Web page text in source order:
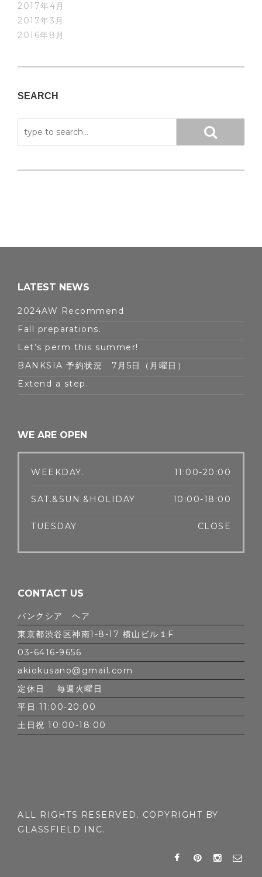
2017年4月
2017年3月
2016年8月
SEARCH
LATEST NEWS
2024AW Recommend
Fall preparations.
Let’s perm this summer!
BANKSIA 予約状況 7月5日（月曜日）
Extend a step.
WE ARE OPEN
WEEKDAY. 11:00-20:00
SAT.&SUN.&HOLIDAY 10:00-18:00
TUESDAY CLOSE
CONTACT US
バンクシア ヘア
東京都渋谷区神南1-8-17 横山ビル１F
03-6416-9656
akiokusano@gmail.com
定休日 毎週火曜日
平日 11:00-20:00
土日祝 10:00-18:00
ALL RIGHTS RESERVED. COPYRIGHT BY
GLASSFIELD INC.